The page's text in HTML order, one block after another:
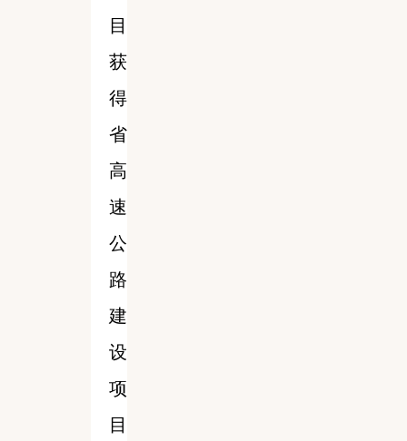
目
获
得
省
高
速
公
路
建
设
项
目